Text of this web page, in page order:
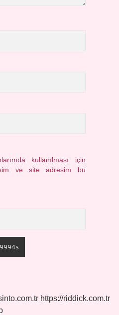
kullanılması için
ve site adresim bu
https://riddick.com.tr